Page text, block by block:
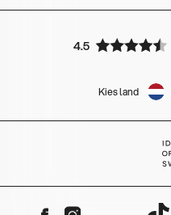
4.5
Kies land